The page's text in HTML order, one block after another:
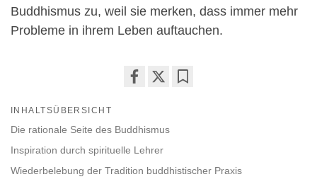
Buddhismus zu, weil sie merken, dass immer mehr
Probleme in ihrem Leben auftauchen.
facebook
INHALTSÜBERSICHT
Die rationale Seite des Buddhismus
Inspiration durch spirituelle Lehrer
Wiederbelebung der Tradition buddhistischer Praxis